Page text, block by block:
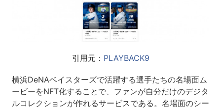
引用元： PLAYBACK9
横浜DeNAベイスターズで活躍する選手たちの名場面ム
ービーをNFT化することで、ファンが自分だけのデジタ
ルコレクションが作れるサービスである。名場面のシー